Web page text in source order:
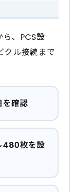
、PCS設
クル接続まで
を確認
480枚を設